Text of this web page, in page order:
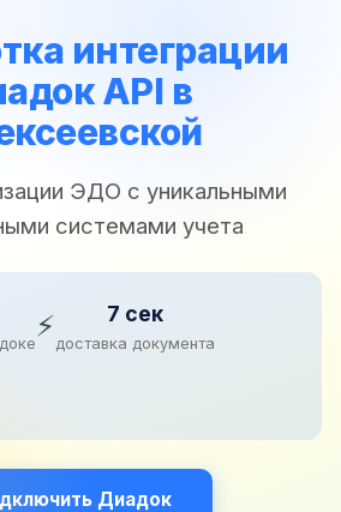
интеграции
API в
ЭДО с уникальными
системами учета
⚡ 7 сек
доставка документа
Диадок